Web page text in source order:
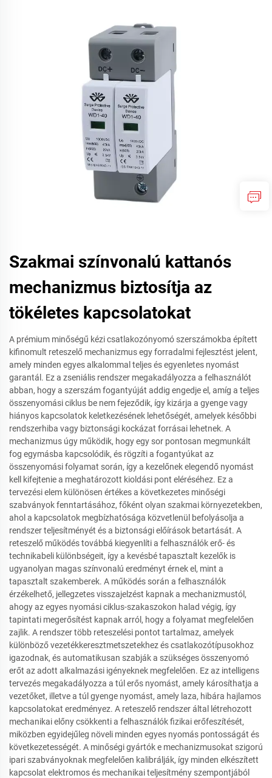
Szakmai színvonalú kattanós
mechanizmus biztosítja az
tökéletes kapcsolatokat
A prémium minőségű kézi csatlakozónyomó szerszámokba épített
kifinomult reteszelő mechanizmus egy forradalmi fejlesztést jelent,
amely minden egyes alkalommal teljes és egyenletes nyomást
garantál. Ez a zseniális rendszer megakadályozza a felhasználót
abban, hogy a szerszám fogantyúját addig engedje el, amíg a teljes
összenyomási ciklus be nem fejeződik, így kizárja a gyenge vagy
hiányos kapcsolatok keletkezésének lehetőségét, amelyek későbbi
rendszerhiba vagy biztonsági kockázat forrásai lehetnek. A
mechanizmus úgy működik, hogy egy sor pontosan megmunkált
fog egymásba kapcsolódik, és rögzíti a fogantyúkat az
összenyomási folyamat során, így a kezelőnek elegendő nyomást
kell kifejtenie a meghatározott kioldási pont eléréséhez. Ez a
tervezési elem különösen értékes a következetes minőségi
szabványok fenntartásához, főként olyan szakmai környezetekben,
ahol a kapcsolatok megbízhatósága közvetlenül befolyásolja a
rendszer teljesítményét és a biztonsági előírások betartását. A
reteszelő működés továbbá kiegyenlíti a felhasználók erő- és
technikabeli különbségeit, így a kevésbé tapasztalt kezelők is
ugyanolyan magas színvonalú eredményt érnek el, mint a
tapasztalt szakemberek. A működés során a felhasználók
érzékelhető, jellegzetes visszajelzést kapnak a mechanizmustól,
ahogy az egyes nyomási ciklus-szakaszokon halad végig, így
tapintati megerősítést kapnak arról, hogy a folyamat megfelelően
zajlik. A rendszer több reteszelési pontot tartalmaz, amelyek
különböző vezetékkeresztmetszetekhez és csatlakozótípusokhoz
igazodnak, és automatikusan szabják a szükséges összenyomó
erőt az adott alkalmazási igényeknek megfelelően. Ez az intelligens
tervezés megakadályozza a túl erős nyomást, amely károsíthatja a
vezetőket, illetve a túl gyenge nyomást, amely laza, hibára hajlamos
kapcsolatokat eredményez. A reteszelő rendszer által létrehozott
mechanikai előny csökkenti a felhasználók fizikai erőfeszítését,
miközben egyidejűleg növeli minden egyes nyomás pontosságát és
következetességét. A minőségi gyártók e mechanizmusokat szigorú
ipari szabványoknak megfelelően kalibrálják, így minden elkészített
kapcsolat elektromos és mechanikai teljesítmény szempontjából